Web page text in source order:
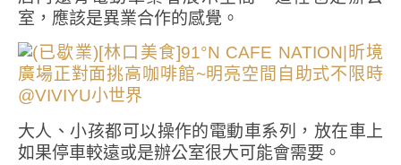
室，應該是異業合作的感覺。
大人、小孩都可以操作的電動車系列，放在車上
如果停車較遠或是辦公室很大可能會需要。